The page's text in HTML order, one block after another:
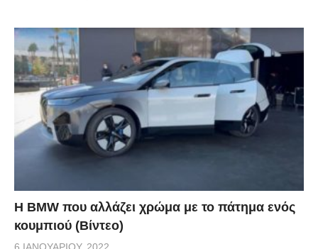
Η BMW που αλλάζει χρώμα με το πάτημα ενός
κουμπιού (Βίντεο)